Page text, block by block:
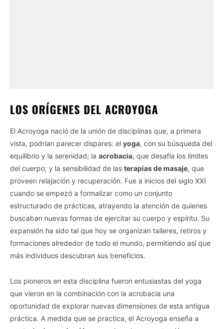
LOS ORÍGENES DEL ACROYOGA
El Acroyoga nació de la unión de disciplinas que, a primera
vista, podrían parecer dispares: el yoga, con su búsqueda del
equilibrio y la serenidad; la acrobacia, que desafía los límites
del cuerpo; y la sensibilidad de las terapias de masaje, que
proveen relajación y recuperación. Fue a inicios del siglo XXI
cuando se empezó a formalizar como un conjunto
estructurado de prácticas, atrayendo la atención de quienes
buscaban nuevas formas de ejercitar su cuerpo y espíritu. Su
expansión ha sido tal que hoy se organizan talleres, retiros y
formaciones alrededor de todo el mundo, permitiendo así que
más individuos descubran sus beneficios.
Los pioneros en esta disciplina fueron entusiastas del yoga
que vieron en la combinación con la acrobacia una
oportunidad de explorar nuevas dimensiones de esta antigua
práctica. A medida que se practica, el Acroyoga enseña a